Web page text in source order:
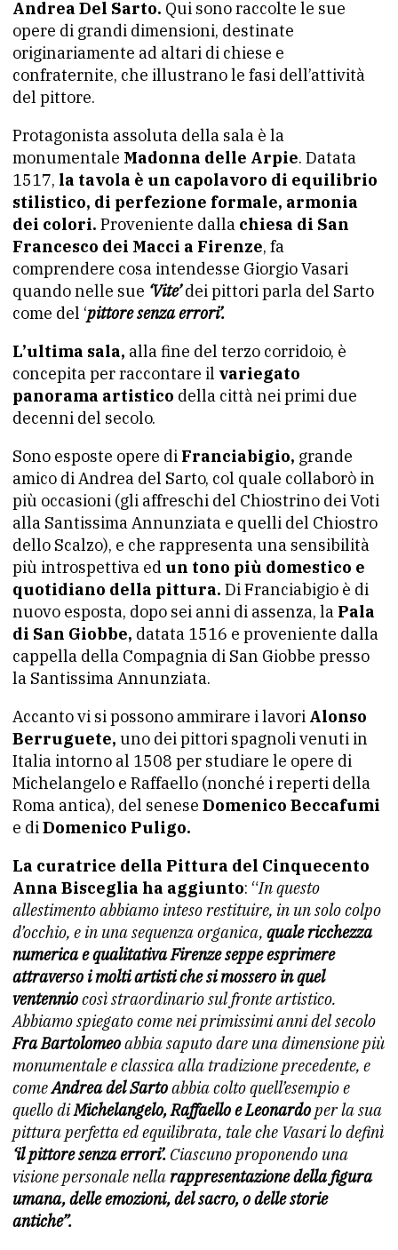
Andrea Del Sarto. Qui sono raccolte le sue
opere di grandi dimensioni, destinate
originariamente ad altari di chiese e
confraternite, che illustrano le fasi dell’attività
del pittore.
Protagonista assoluta della sala è la
monumentale Madonna delle Arpie. Datata
1517, la tavola è un capolavoro di equilibrio
stilistico, di perfezione formale, armonia
dei colori. Proveniente dalla chiesa di San
Francesco dei Macci a Firenze, fa
comprendere cosa intendesse Giorgio Vasari
quando nelle sue ‘Vite’dei pittori parla del Sarto
come del ‘pittore senza errori’.
L’ultima sala, alla fine del terzo corridoio, è
concepita per raccontare il variegato
panorama artistico della città nei primi due
decenni del secolo.
Sono esposte opere di Franciabigio, grande
amico di Andrea del Sarto, col quale collaborò in
più occasioni (gli affreschi del Chiostrino dei Voti
alla Santissima Annunziata e quelli del Chiostro
dello Scalzo), e che rappresenta una sensibilità
più introspettiva ed un tono più domestico e
quotidiano della pittura. Di Franciabigio è di
nuovo esposta, dopo sei anni di assenza, la Pala
di San Giobbe, datata 1516 e proveniente dalla
cappella della Compagnia di San Giobbe presso
la Santissima Annunziata.
Accanto vi si possono ammirare i lavori Alonso
Berruguete, uno dei pittori spagnoli venuti in
Italia intorno al 1508 per studiare le opere di
Michelangelo e Raffaello (nonché i reperti della
Roma antica), del senese Domenico Beccafumi
e diDomenico Puligo.
La curatrice della Pittura del Cinquecento
Anna Bisceglia ha aggiunto: “In questo
allestimento abbiamo inteso restituire, in un solo colpo
d’occhio, e in una sequenza organica, quale ricchezza
numerica e qualitativa Firenze seppe esprimere
attraverso i molti artisti che si mossero in quel
ventenniocosì straordinario sul fronte artistico.
Abbiamo spiegato come nei primissimi anni del secolo
Fra Bartolomeoabbia saputo dare una dimensione più
monumentale e classica alla tradizione precedente, e
comeAndrea del Sartoabbia colto quell’esempio e
quello diMichelangelo, Raffaello e Leonardoper la sua
pittura perfetta ed equilibrata, tale che Vasari lo definì
‘il pittore senza errori’. Ciascuno proponendo una
visione personale nellarappresentazione della figura
umana, delle emozioni, del sacro, o delle storie
antiche”.